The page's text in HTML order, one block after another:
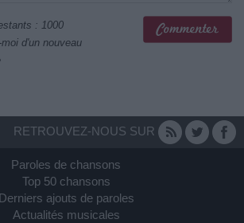
: 1000
d'un nouveau
RETROUVEZ-NOUS SUR
Paroles de chansons
Top 50 chansons
Derniers ajouts de paroles
Actualités musicales